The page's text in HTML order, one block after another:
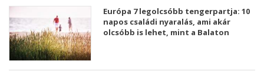
Európa 7 legolcsóbb tengerpartja: 10
napos családi nyaralás, ami akár
olcsóbb is lehet, mint a Balaton